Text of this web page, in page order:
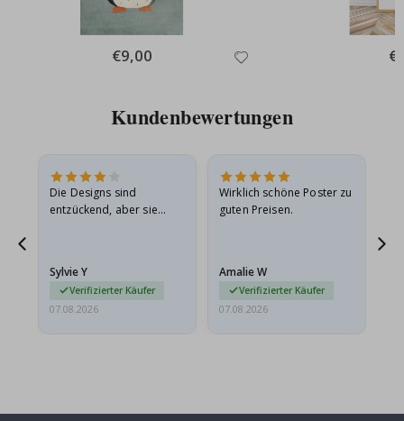
Special
Price
€9,00
Kundenbewertungen
Die Designs sind
entzückend, aber sie
sie…
Sylvie Y
Verifizierter Käufer
07.08.2026
Wirklich schöne Poster zu
guten Preisen.
Amalie W
Verifizierter Käufer
07.08.2026